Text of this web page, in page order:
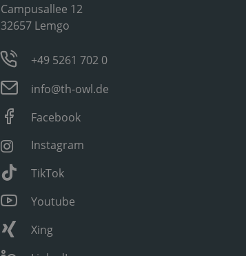
Campusallee 12
32657 Lemgo
+49 5261 702 0
info@th-owl.de
Facebook
Instagram
TikTok
Youtube
Xing